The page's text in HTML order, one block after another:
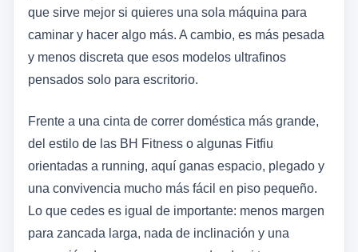
que sirve mejor si quieres una sola máquina para
caminar y hacer algo más. A cambio, es más pesada
y menos discreta que esos modelos ultrafinos
pensados solo para escritorio.
Frente a una cinta de correr doméstica más grande,
del estilo de las BH Fitness o algunas Fitfiu
orientadas a running, aquí ganas espacio, plegado y
una convivencia mucho más fácil en piso pequeño.
Lo que cedes es igual de importante: menos margen
para zancada larga, nada de inclinación y una